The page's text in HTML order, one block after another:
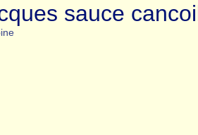
sauce